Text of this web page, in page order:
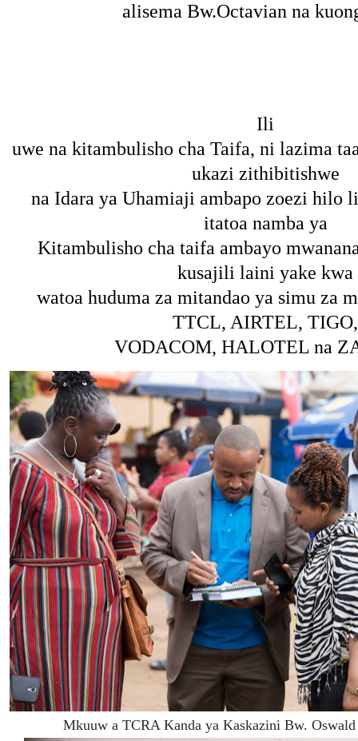
alisema Bw.Octavian na
Ili
uwe na kitambulisho cha Taifa, ni lazima
ukazi zithibitishwe
na Idara ya Uhamiaji ambapo zoezi
itatoa namba ya
Kitambulisho cha taifa ambayo
kusajili laini yake kwa
watoa huduma za mitandao ya simu za
TTCL, AIRTEL, TIGO,
VODACOM, HALOTEL na
Mkuuw a TCRA Kanda ya Kaskazini Bw.